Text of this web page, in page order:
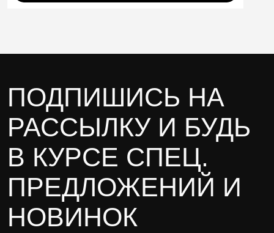
ПОДПИШИСЬ НА
РАССЫЛКУ И БУДЬ
В КУРСЕ СПЕЦ.
ПРЕДЛОЖЕНИЙ И
НОВИНОК